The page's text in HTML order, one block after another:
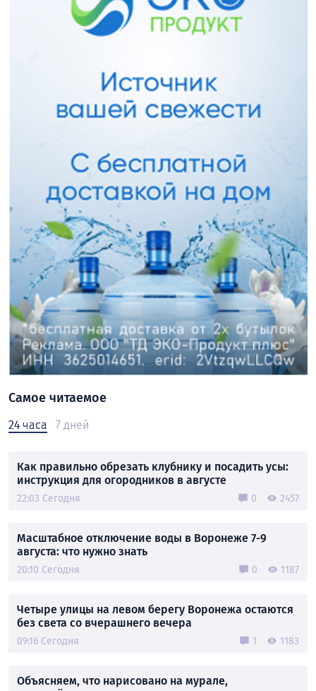
Самое читаемое
24 часа 7 дней
Как правильно обрезать клубнику и посадить усы:
инструкция для огородников в августе
22:03 Сегодня 0 2457
Масштабное отключение воды в Воронеже 7-9
августа: что нужно знать
20:10 Сегодня 0 1187
Четыре улицы на левом берегу Воронежа остаются
без света со вчерашнего вечера
09:16 Сегодня 1 1183
Объясняем, что нарисовано на мурале,